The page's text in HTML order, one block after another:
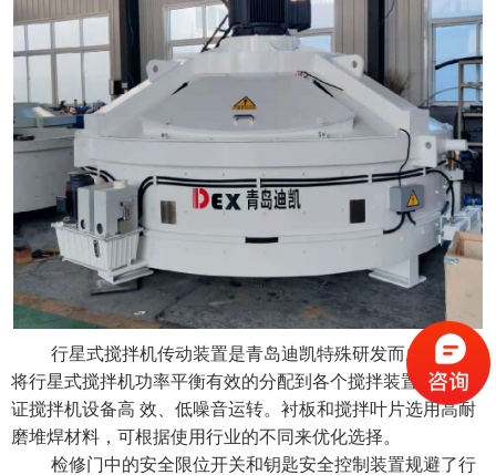
行星式搅拌机传动装置是青岛迪凯特殊研发而成，可以
将行星式搅拌机功率平衡有效的分配到各个搅拌装置中，保
证搅拌机设备高 效、低噪音运转。衬板和搅拌叶片选用高耐
磨堆焊材料，可根据使用行业的不同来优化选择。
检修门中的安全限位开关和钥匙安全控制装置规避了行